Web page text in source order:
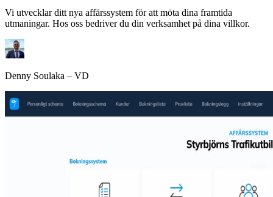
Vi utvecklar ditt nya affärssystem för att möta dina framtida
utmaningar. Hos oss bedriver du din verksamhet på dina villkor.
Denny Soulaka – VD